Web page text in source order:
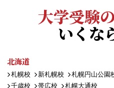
大学受験
いくな
北海道
札幌校 新札幌校 札幌円山公園
千歳校
帯広校 札幌大通校